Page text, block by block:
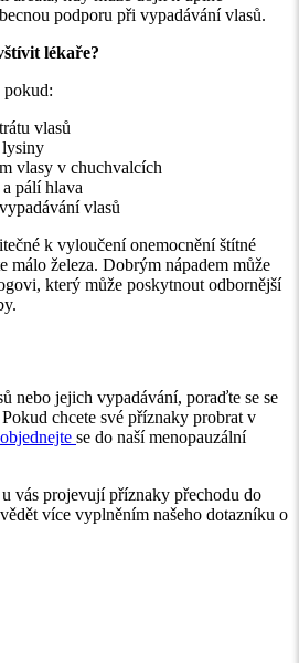
podporu při vypadávání vlasů.
lékaře?
pokud:
vlasů
lysiny
vlasy v chuchvalcích
pálí hlava
vlasů
k vyloučení onemocnění štítné
málo železa. Dobrým nápadem může
který může poskytnout odbornější
nebo jejich vypadávání, poraďte se se
chcete své příznaky probrat v
objednejte se do naší menopauzální
vás projevují příznaky přechodu do
více vyplněním našeho dotazníku o